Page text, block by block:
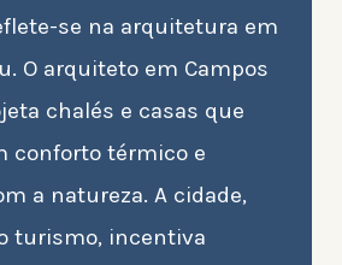
se na arquitetura em
O arquiteto em Campos
chalés e casas que
conforto térmico e
a natureza. A cidade,
turismo, incentiva